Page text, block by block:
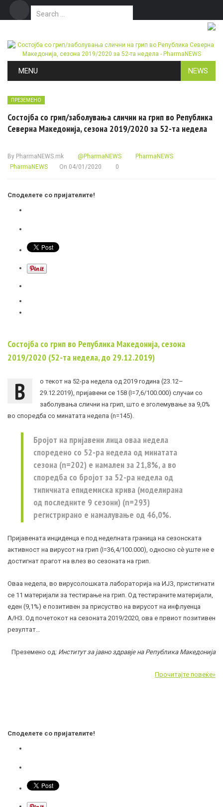
Search for:
MENU NEWS
ПРЕЗЕМЕНО
Состојба со грип/заболувања слични на грип во Република
Северна Македонија, сезона 2019/2020 за 52-та недела
By PharmaNEWS.mk @PharmaNEWS
PharmaNEWS
PharmaNEWS
On 04/01/2020 0
Споделете со пријателите!
Состојба со грип во Република Македонија, сезона
2019/2020 (52-та недела, до 29.12.2019)
В
о текот на 52-ра недела од 2019 година (23.12–
29.12.2019), пријавени се 158 (I=7,6/100.000) случаи со
заболувања слични на грип, што е зголемување за 9,0%
во споредба со минатата недела (n=145).
Бројот на пријавени лица оваа недела
споредено со 52-ра недела од минатата
сезона (n=202) е намален за 21,8%, а во
споредба со бројот за 52-ра недела од
типичната епидемиска крива (моделирана
од последните 9 сезони) (n=293)
регистрирано е намалување од 46,0%.
Пријавената инциденца е под неделната граница на сезонската
активност на вирусот на грип (I=36,4/100.000), односно сѐ уште не е
достигнат прагот на влез во сезоната на грип.
Оваа недела, во вирусолошката лабораторија на ИЈЗ, пристигнати
се 11 материјали за тестирање на грип. Од тестираните материјали,
еден (9,1%) е позитивен за присуство на вирусот на инфлуенца
A/H3. Од почетокот на сезоната 2019/2020, ова е првиот позитивен
резултат…
Преземено од: Институт за јавно здравје на Република Македонија
Прочитајте повеќе»
Споделете со пријателите!